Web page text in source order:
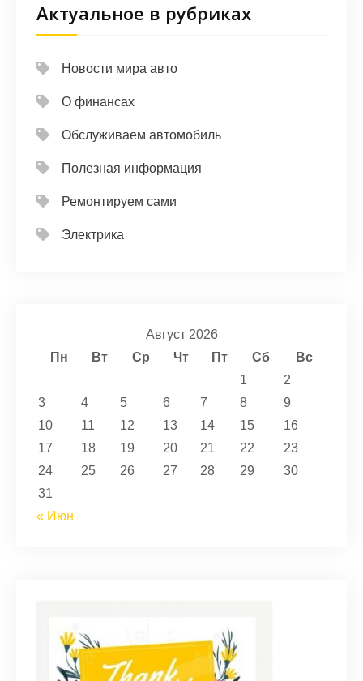
Актуальное в рубриках
Новости мира авто
О финансах
Обслуживаем автомобиль
Полезная информация
Ремонтируем сами
Электрика
Август 2026
Пн
Вт Ср Чт Пт Сб
Вс
1
2
3
4 5 6 7 8
9
10
11 12 13 14 15
16
17
18 19 20 21 22
23
24
25 26 27 28 29
30
31
« Июн